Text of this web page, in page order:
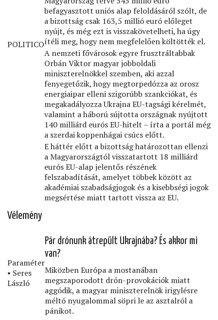
POLITICO
befagyasztott uniós alap feloldásáról szólt, de
a bizottság csak 163,5 millió euró előleget
nyújt, és még ezt is visszakövetelheti, ha úgy
ítéli meg, hogy nem megfelelően költötték el.
A nemzeti fővárosok egyre frusztráltabbak
Orbán Viktor magyar jobboldali
miniszterelnökkel szemben, aki azzal
fenyegetőzik, hogy megtorpedózza az orosz
energiaipar elleni szigorúbb szankciókat, és
megakadályozza Ukrajna EU-tagsági kérelmét,
valamint a háború sújtotta országnak nyújtott
140 milliárd eurós EU-hitelt – írta a portál még
a szerdai koppenhágai csúcs előtt.
E háttér előtt a bizottság határozottan ellenzi
a Magyarországtól visszatartott 18 milliárd
eurós EU-alap jelentős részének
felszabadítását, amelyet többek között az
akadémiai szabadságjogok és a kisebbségi jogok
megsértése miatt tartott vissza az EU.
Vélemény
Paraméter
• Seres
László
Pár drónunk átrepült Ukrajnába? És akkor mi
van?
Miközben Európa a mostanában
megszaporodott drón-provokációk miatt
aggódik, a magyar miniszterelnök irigylésre
méltó nyugalommal söpri le az asztalról a
pánikot.